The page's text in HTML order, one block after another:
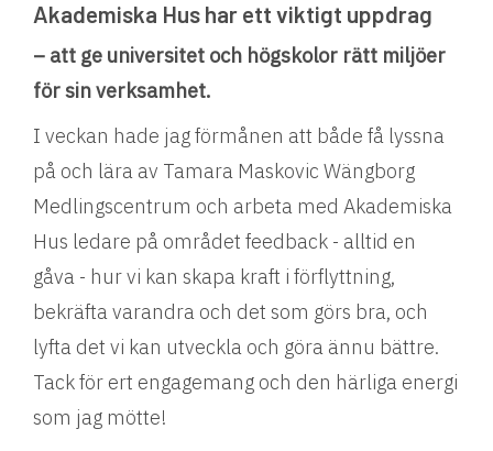
Akademiska Hus har ett viktigt uppdrag
– att ge universitet och högskolor rätt miljöer
för sin verksamhet.
I veckan hade jag förmånen att både få lyssna
på och lära av Tamara Maskovic Wängborg
Medlingscentrum och arbeta med Akademiska
Hus ledare på området feedback - alltid en
gåva - hur vi kan skapa kraft i förflyttning,
bekräfta varandra och det som görs bra, och
lyfta det vi kan utveckla och göra ännu bättre.
Tack för ert engagemang och den härliga energi
som jag mötte!